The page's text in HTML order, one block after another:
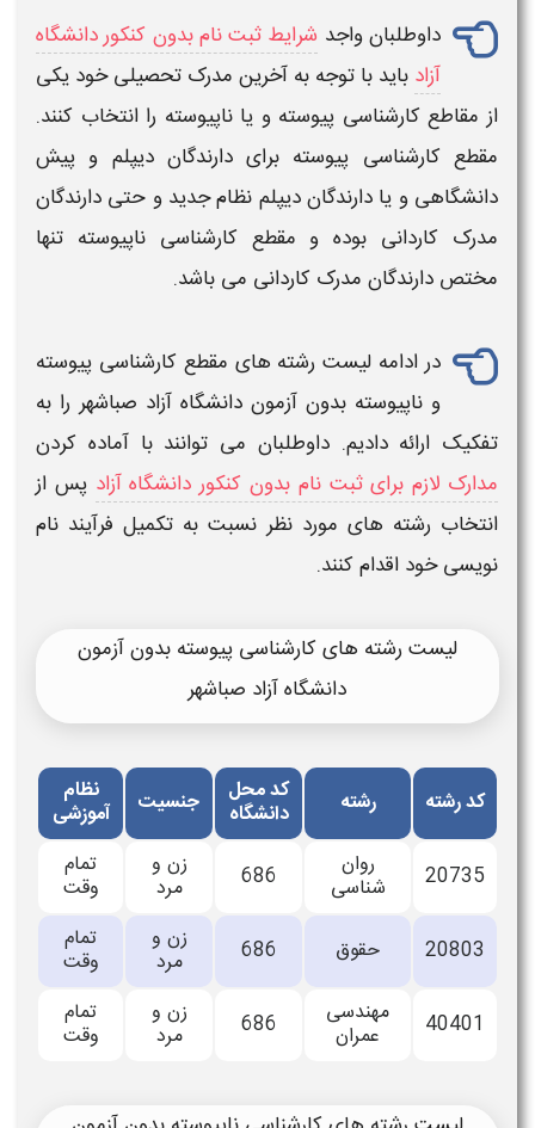
داوطلبان واجد شرایط ثبت نام بدون کنکور دانشگاه
آزاد باید با توجه به آخرین مدرک تحصیلی خود یکی
از مقاطع کارشناسی پیوسته و یاناپیوسته را انتخاب کنند.
مقطع کارشناسی پیوسته برای دارندگان دیپلم و پیش
دانشگاهی و یا دارندگان دیپلم نظام جدید و حتی دارندگان
مدرک کاردانی بوده و مقطع کارشناسی ناپیوسته تنها
مختص دارندگان مدرک کاردانی می باشد.
در ادامه لیست رشته های مقطع کارشناسی پیوسته
و ناپیوسته بدون آزمون دانشگاه آزاد صباشهر را به
تفکیک ارائه دادیم. داوطلبان می توانند با آماده کردن
مدارک لازم برای ثبت نام بدون کنکور دانشگاه آزاد پس از
انتخاب رشته های مورد نظر نسبت به تکمیل فرآیند نام
نویسی خود اقدام کنند.
لیست رشته های کارشناسی پیوسته بدون آزمون
دانشگاه آزاد صباشهر
کد رشته رشته کد محل
دانشگاه جنسیت نظام
آموزشی
20735
روان
شناسی 686 زن و
مرد
تمام
وقت
20803
حقوق 686 زن و
مرد
تمام
وقت
40401
مهندسی
عمران 686 زن و
مرد
تمام
وقت